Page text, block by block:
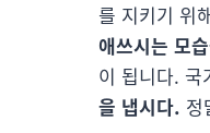
를 지키기 위
애쓰시는 모
이 됩니다. 국
을 냅시다. 정